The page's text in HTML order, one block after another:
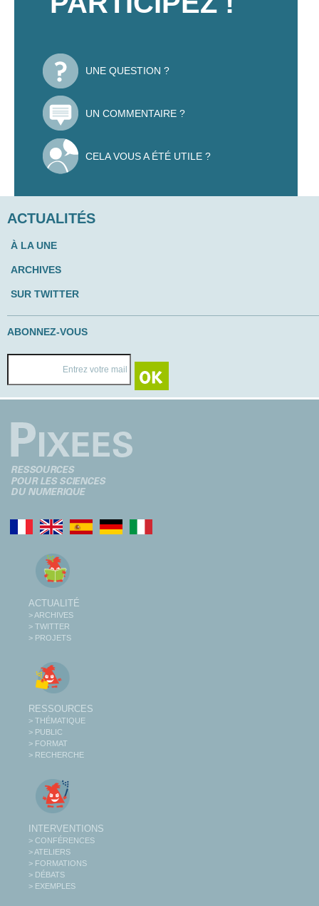
UNE QUESTION ?
UN COMMENTAIRE ?
CELA VOUS A ÉTÉ UTILE ?
ACTUALITÉS
À LA UNE
ARCHIVES
SUR TWITTER
ABONNEZ-VOUS
ACTUALITÉ
> ARCHIVES
> TWITTER
> PROJETS
RESSOURCES
> THÉMATIQUE
> PUBLIC
> FORMAT
> RECHERCHE
INTERVENTIONS
> CONFÉRENCES
> ATELIERS
> FORMATIONS
> DÉBATS
> EXEMPLES